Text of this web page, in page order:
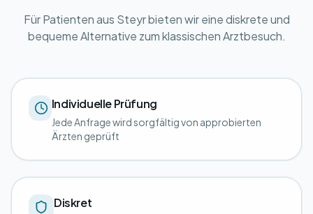
Für Patienten aus Steyr bieten wir eine diskrete und
bequeme Alternative zum klassischen Arztbesuch.
Individuelle Prüfung
Jede Anfrage wird sorgfältig von approbierten
Ärzten geprüft
Diskret